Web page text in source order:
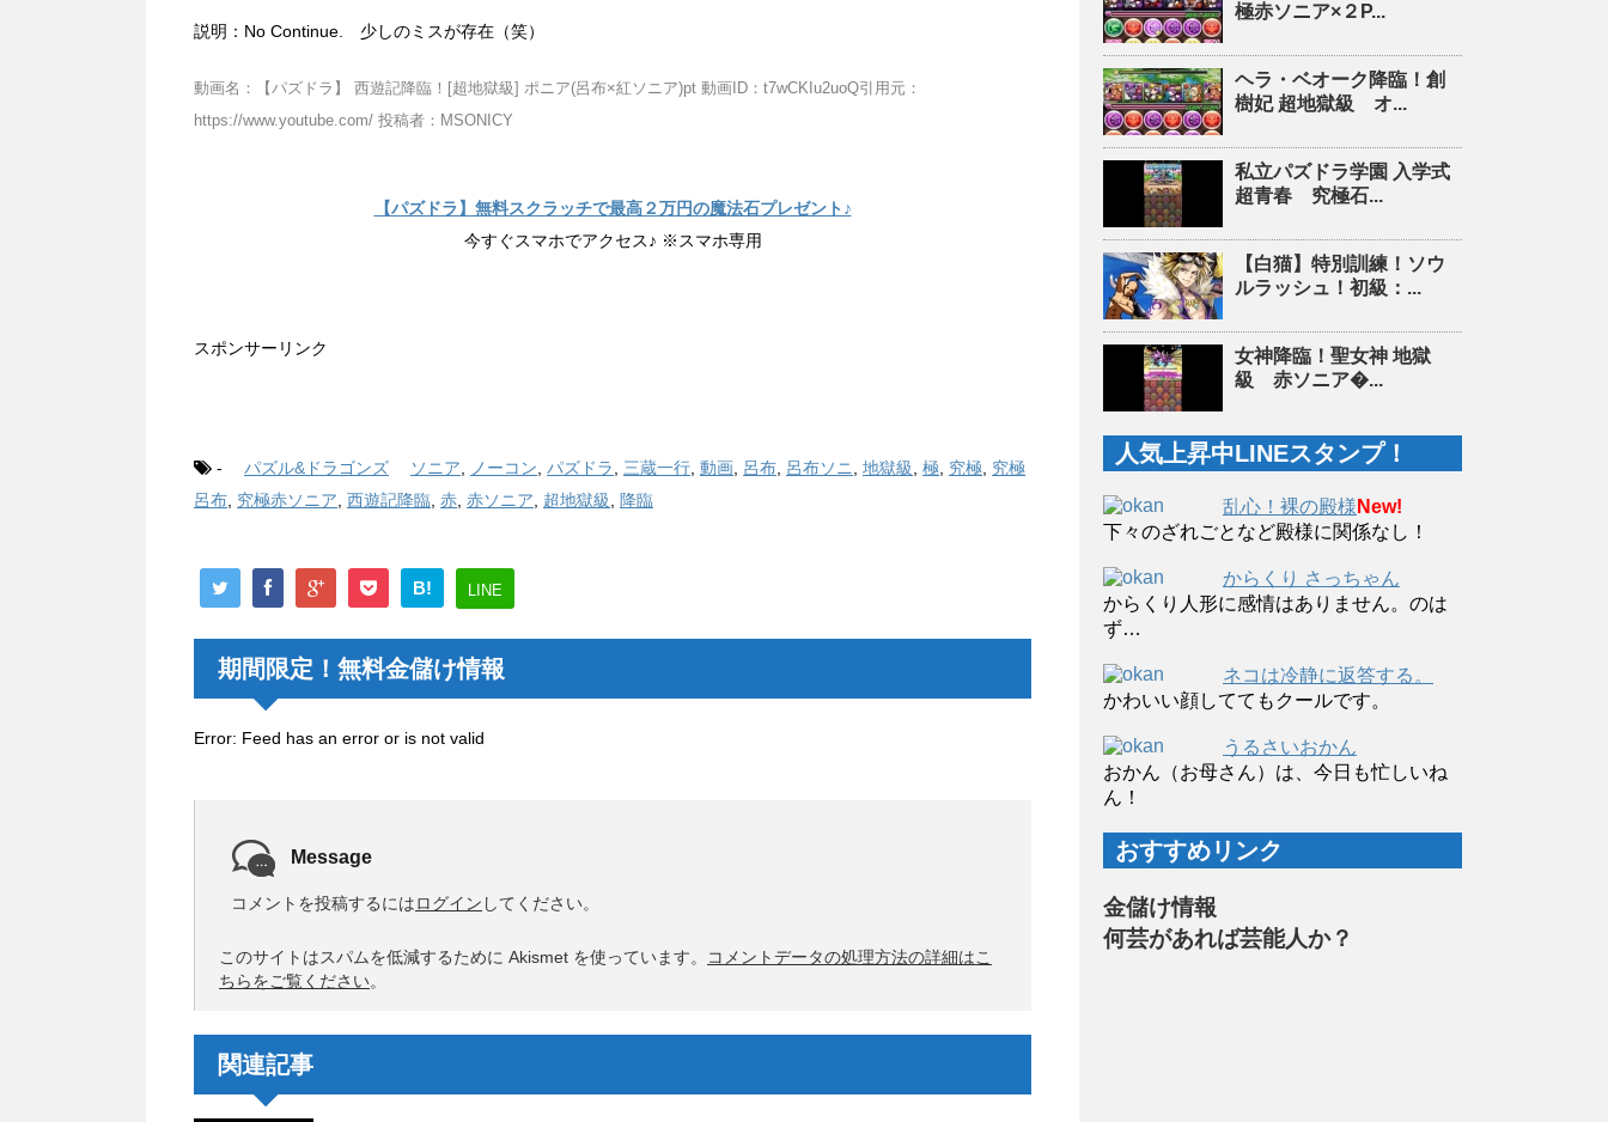
説明：No Continue. 少しのミスが存在（笑）
動画名：【パズドラ】 西遊記降臨！[超地獄級] ポニア(呂布×紅ソニア)pt 動画ID：t7wCKIu2uoQ引用元：
https://www.youtube.com/ 投稿者：MSONICY
【パズドラ】無料スクラッチで最高２万円の魔法石プレゼント♪
今すぐスマホでアクセス♪ ※スマホ専用
スポンサーリンク
- パズル&ドラゴンズ ソニア ノーコン パズドラ 三蔵一行 動画 呂布 呂布ソニ 地獄級 極 究極 究極
呂布 究極赤ソニア 西遊記降臨 赤 赤ソニア 超地獄級 降臨
B! LINE
期間限定！無料金儲け情報
Error: Feed has an error or is not valid
Message
コメントを投稿するにはログイン してください。
このサイトはスパムを低減するために Akismet を使っています。
コメントデータの処理方法の詳細はこ
ちらをご覧ください。
関連記事
極赤ソニア×２P...
ヘラ・ベオーク降臨！創
樹妃 超地獄級 オ...
私立パズドラ学園 入学式
超青春 究極石...
【白猫】特別訓練！ソウ
ルラッシュ！初級：...
女神降臨！聖女神 地獄
級 赤ソニア�...
人気上昇中LINEスタンプ！
乱心！裸の殿様 New!
下々のざれごとなど殿様に関係なし！
からくり さっちゃん
からくり人形に感情はありません。のは
ず…
ネコは冷静に返答する。
かわいい顔しててもクールです。
うるさいおかん
おかん（お母さん）は、今日も忙しいね
ん！
おすすめリンク
金儲け情報
何芸があれば芸能人か？